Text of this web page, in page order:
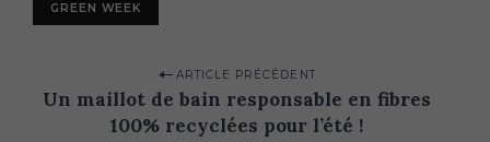
GREEN WEEK
o
ARTICLE PRÉCÉDENT
Un maillot de bain responsable en fibres
100% recyclées pour l’été !